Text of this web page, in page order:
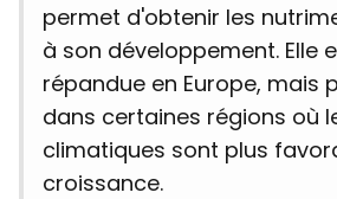
permet d'obtenir les
à son développement. Elle
répandue en Europe, mais
dans certaines régions où
climatiques sont plus
croissance.